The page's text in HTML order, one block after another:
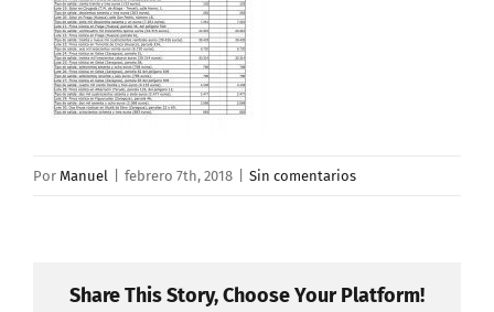
Por Manuel febrero 7th, 2018 Sin comentarios
Share This Story, Choose Your Platform!